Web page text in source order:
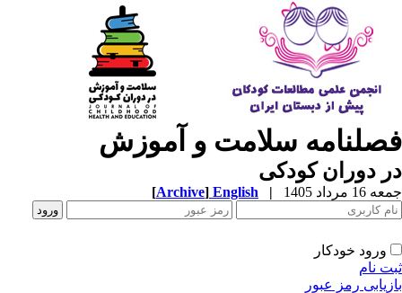
سلامت و آموزش
دوران کودکی
مرداد 1405 |
English
[Archive]
ورود خودکار
نام
رمز عبور